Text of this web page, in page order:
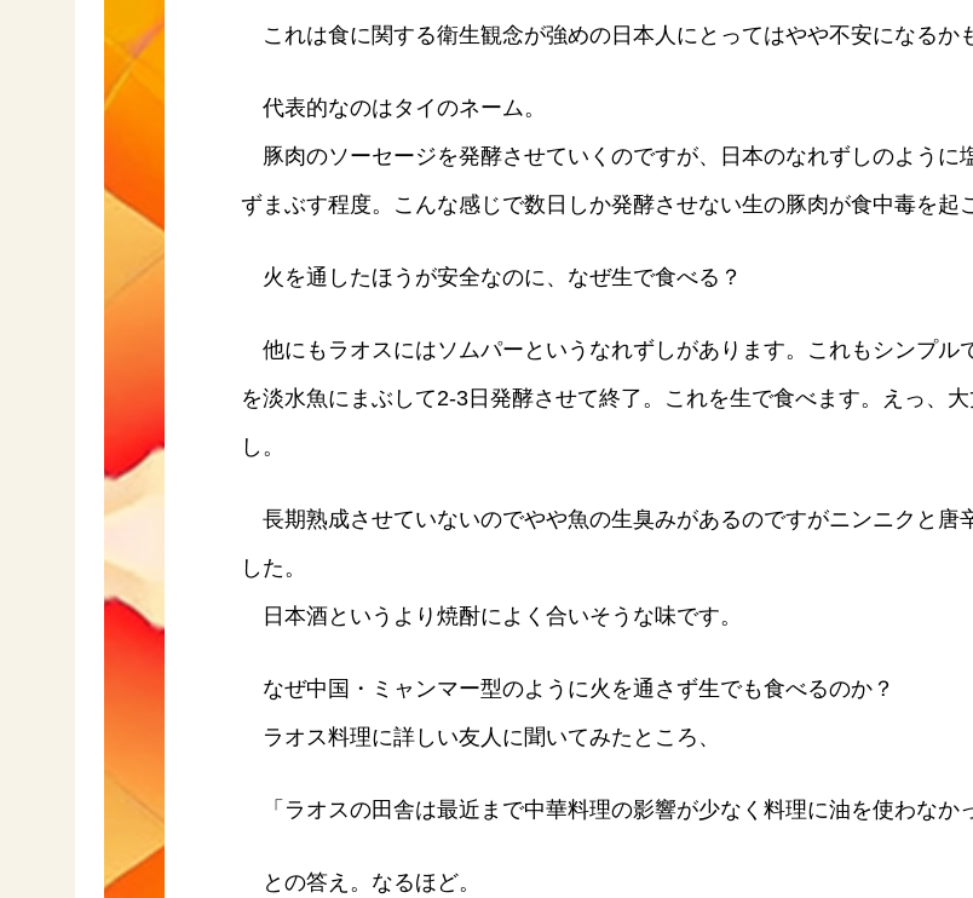
これは食に関する衛生観念が強めの日本人にとってはやや不安になるか
代表的なのはタイのネーム。
豚肉のソーセージを発酵させていくのですが、日本のなれずしのように
ずまぶす程度。こんな感じで数日しか発酵させない生の豚肉が食中毒を起
火を通したほうが安全なのに、なぜ生で食べる？
他にもラオスにはソムパーというなれずしがあります。これもシンプル
を淡水魚にまぶして2-3日発酵させて終了。これを生で食べます。えっ、
し。
長期熟成させていないのでやや魚の生臭みがあるのですがニンニクと唐
した。
日本酒というより焼酎によく合いそうな味です。
なぜ中国・ミャンマー型のように火を通さず生でも食べるのか？
ラオス料理に詳しい友人に聞いてみたところ、
「ラオスの田舎は最近まで中華料理の影響が少なく料理に油を使わなか
との答え。なるほど。